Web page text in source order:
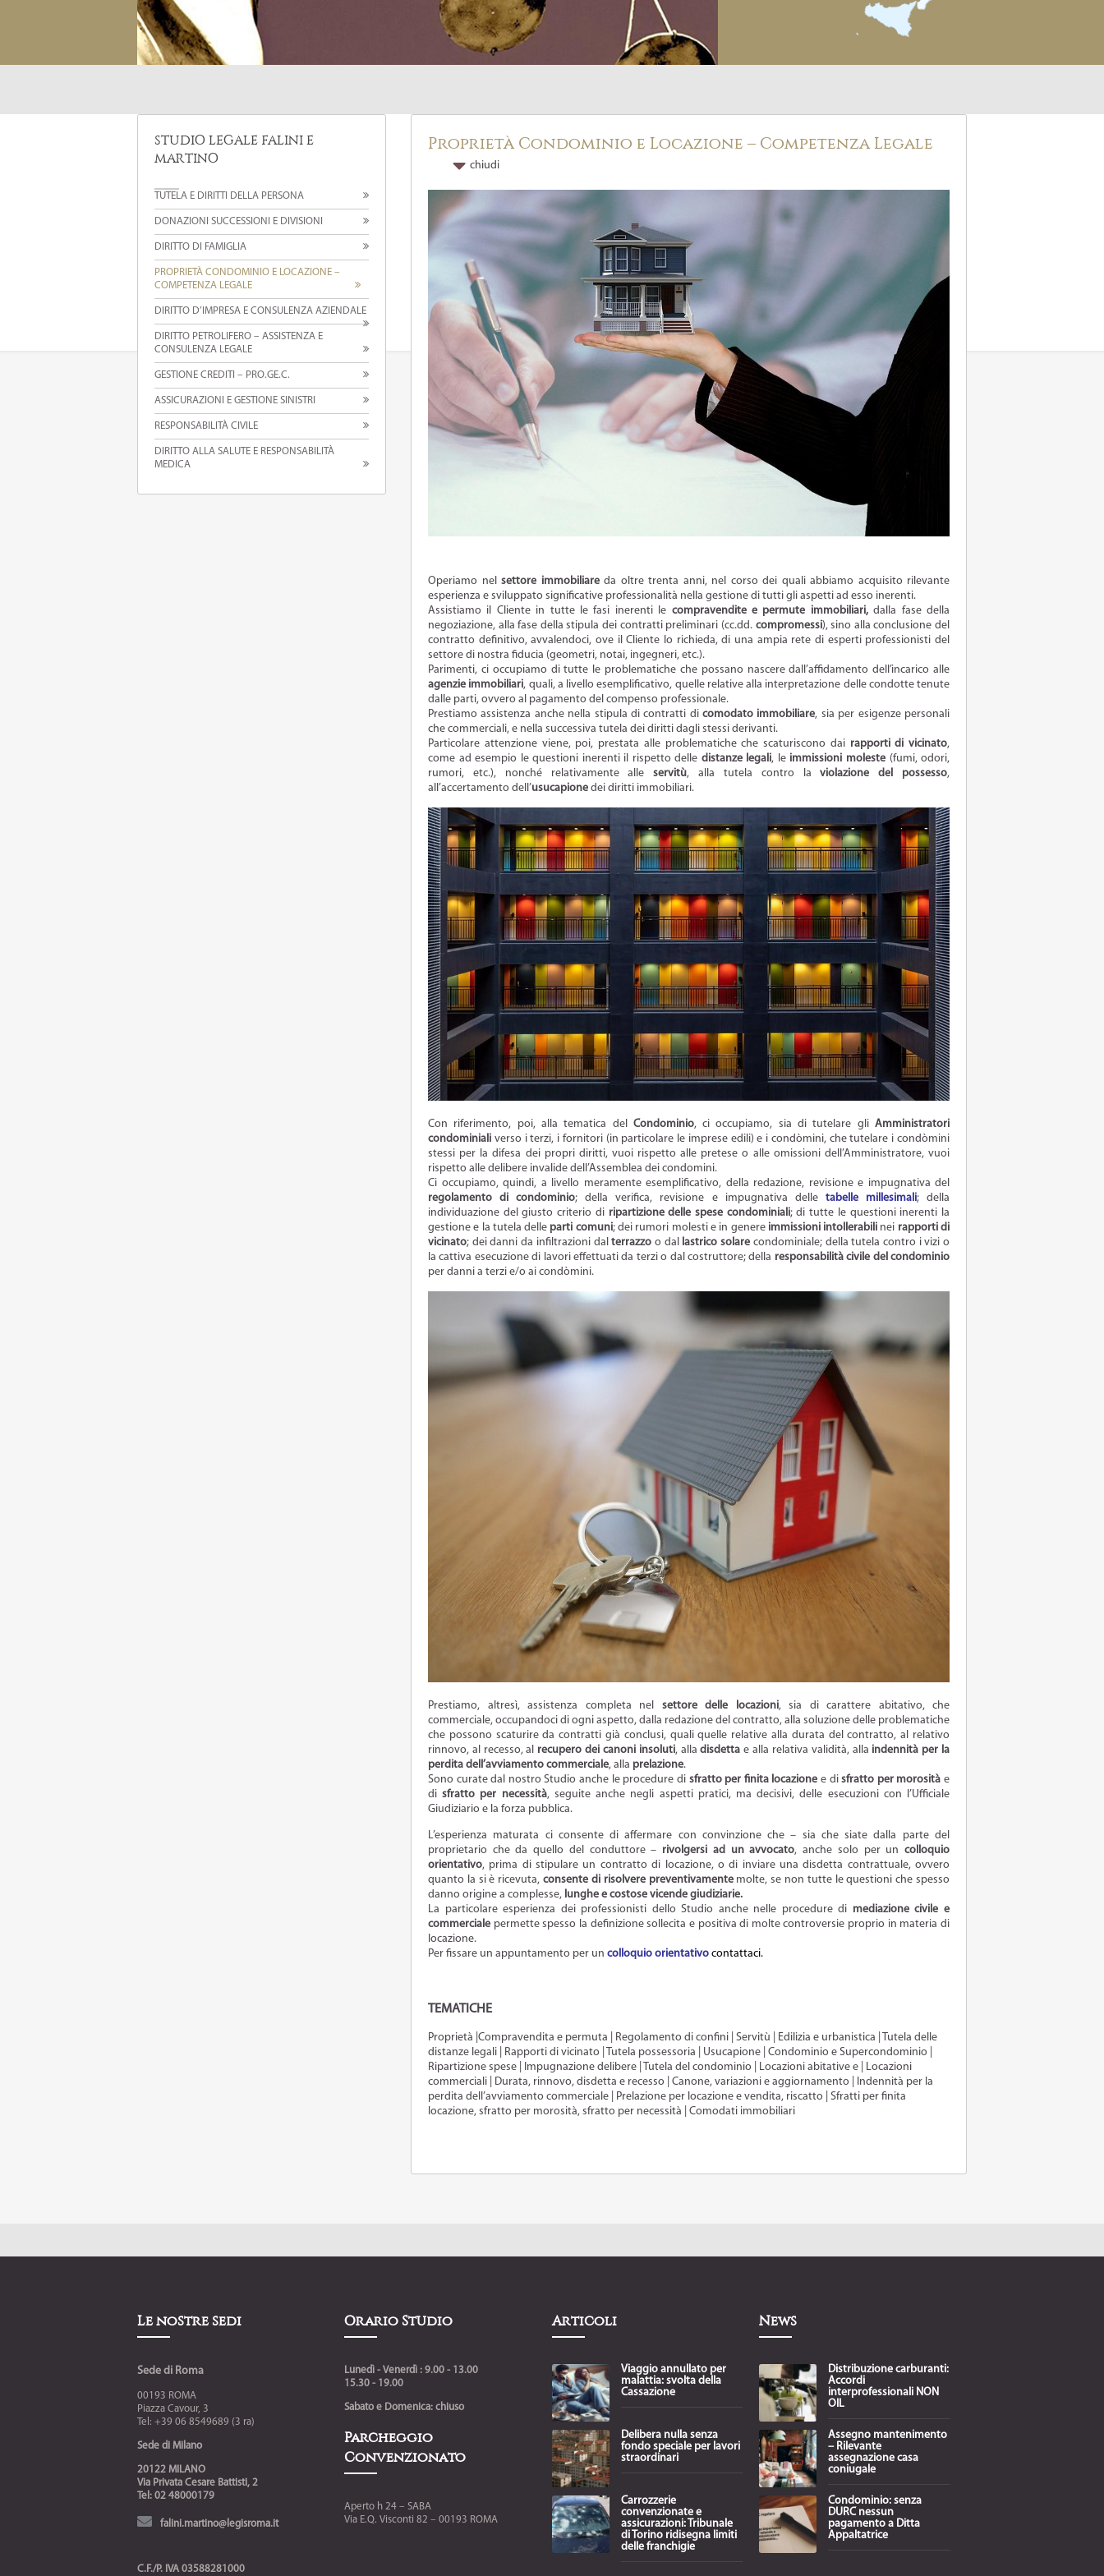
STUDIO LEGALE FALINI E
MARTINO
TUTELA E DIRITTI DELLA PERSONA
DONAZIONI SUCCESSIONI E DIVISIONI
DIRITTO DI FAMIGLIA
PROPRIETÀ CONDOMINIO E LOCAZIONE –
COMPETENZA LEGALE
DIRITTO D’IMPRESA E CONSULENZA AZIENDALE
DIRITTO PETROLIFERO – ASSISTENZA E
CONSULENZA LEGALE
GESTIONE CREDITI – PRO.GE.C.
ASSICURAZIONI E GESTIONE SINISTRI
RESPONSABILITÀ CIVILE
DIRITTO ALLA SALUTE E RESPONSABILITÀ
MEDICA
Proprietà Condominio e Locazione – Competenza Legale
chiudi
Operiamo nel settore immobiliareda oltre trenta anni, nel corso dei quali abbiamo acquisito rilevante
esperienza e sviluppato significative professionalità nella gestione di tutti gli aspetti ad esso inerenti.
Assistiamo il Cliente in tutte le fasi inerenti le compravendite e permute immobiliari,dalla fase della
negoziazione, alla fase della stipula dei contratti preliminari (cc.dd. compromessi), sino alla conclusione del
contratto definitivo, avvalendoci, ove il Cliente lo richieda, di una ampia rete di esperti professionisti del
settore di nostra fiducia (geometri, notai, ingegneri, etc.).
Parimenti, ci occupiamo di tutte le problematiche che possano nascere dall’affidamento dell’incarico alle
agenzie immobiliari, quali, a livello esemplificativo, quelle relative alla interpretazione delle condotte tenute
dalle parti, ovvero al pagamento del compenso professionale.
Prestiamo assistenza anche nella stipula di contratti dicomodato immobiliare, sia per esigenze personali
che commerciali, e nella successiva tutela dei diritti dagli stessi derivanti.
Particolare attenzione viene, poi, prestata alle problematiche che scaturiscono dai rapporti di vicinato,
come ad esempio le questioni inerenti il rispetto delle distanze legali, le immissioni moleste(fumi, odori,
rumori, etc.), nonché relativamente alleservitù, alla tutela contro laviolazione del possesso,
all’accertamento dell’usucapione dei diritti immobiliari.
Con riferimento, poi, alla tematica del Condominio, ci occupiamo, sia di tutelare gliAmministratori
condominiali verso i terzi, i fornitori (in particolare le imprese edili) e i condòmini, che tutelare i condòmini
stessi per la difesa dei propri diritti, vuoi rispetto alle pretese o alle omissioni dell’Amministratore, vuoi
rispetto alle delibere invalide dell’Assemblea dei condomini.
Ci occupiamo, quindi, a livello meramente esemplificativo, della redazione, revisione e impugnativa del
regolamento di condominio; della verifica, revisione e impugnativa delle tabelle millesimali; della
individuazione del giusto criterio di ripartizione delle spese condominiali; di tutte le questioni inerenti la
gestione e la tutela delle parti comuni; dei rumori molesti e in genere immissioni intollerabili nei rapporti di
vicinato; dei danni da infiltrazioni dalterrazzo o dal lastrico solare condominiale; della tutela contro i vizi o
la cattiva esecuzione di lavori effettuati da terzi o dal costruttore; della responsabilità civile del condominio
per danni a terzi e/o ai condòmini.
Prestiamo, altresì, assistenza completa nel settore delle locazioni, sia di carattere abitativo, che
commerciale, occupandoci di ogni aspetto, dalla redazione del contratto, alla soluzione delle problematiche
che possono scaturire da contratti già conclusi, quali quelle relative alla durata del contratto, al relativo
rinnovo, al recesso, al recupero dei canoni insoluti, alladisdetta e alla relativa validità, alla indennità per la
perdita dell’avviamento commerciale, alla prelazione.
Sono curate dal nostro Studio anche le procedure di sfratto per finita locazione e disfratto per morosità e
disfratto per necessità, seguite anche negli aspetti pratici, ma decisivi, delle esecuzioni con l’Ufficiale
Giudiziario e la forza pubblica.
L’esperienza maturata ci consente di affermare con convinzione che – sia che siate dalla parte del
proprietario che da quello del conduttore – rivolgersi ad un avvocato, anche solo per uncolloquio
orientativo, prima di stipulare un contratto di locazione, o di inviare una disdetta contrattuale, ovvero
quanto la si è ricevuta,consente di risolvere preventivamentemolte, se non tutte le questioni che spesso
danno origine a complesse, lunghe e costose vicende giudiziarie.
La particolare esperienza dei professionisti dello Studio anche nelle procedure di mediazione civile e
commerciale permette spesso la definizione sollecita e positiva di molte controversie proprio in materia di
locazione.
Per fissare un appuntamento per un colloquio orientativo contattaci.
TEMATICHE
Proprietà |Compravendita e permuta | Regolamento di confini | Servitù | Edilizia e urbanistica | Tutela delle
distanze legali | Rapporti di vicinato | Tutela possessoria | Usucapione | Condominio e Supercondominio |
Ripartizione spese | Impugnazione delibere | Tutela del condominio | Locazioni abitative e | Locazioni
commerciali | Durata, rinnovo, disdetta e recesso | Canone, variazioni e aggiornamento | Indennità per la
perdita dell’avviamento commerciale | Prelazione per locazione e vendita, riscatto | Sfratti per finita
locazione, sfratto per morosità, sfratto per necessità | Comodati immobiliari
Le nostre sedi
Sede di Roma
00193 ROMA
Piazza Cavour, 3
Tel: +39 06 8549689 (3 ra)
Sede di Milano
20122 MILANO
Via Privata Cesare Battisti, 2
Tel: 02 48000179
falini.martino@legisroma.it
C.F./P. IVA 03588281000
Orario Studio
Lunedì - Venerdì : 9.00 - 13.00
15.30 - 19.00
Sabato e Domenica: chiuso
Parcheggio
Convenzionato
Aperto h 24 – SABA
Via E.Q. Visconti 82 – 00193 ROMA
Articoli
Viaggio annullato per
malattia: svolta della
Cassazione
Delibera nulla senza
fondo speciale per lavori
straordinari
Carrozzerie
convenzionate e
assicurazioni: Tribunale
di Torino ridisegna limiti
delle franchigie
News
Distribuzione carburanti:
Accordi
interprofessionali NON
OIL
Assegno mantenimento
– Rilevante
assegnazione casa
coniugale
Condominio: senza
DURC nessun
pagamento a Ditta
Appaltatrice